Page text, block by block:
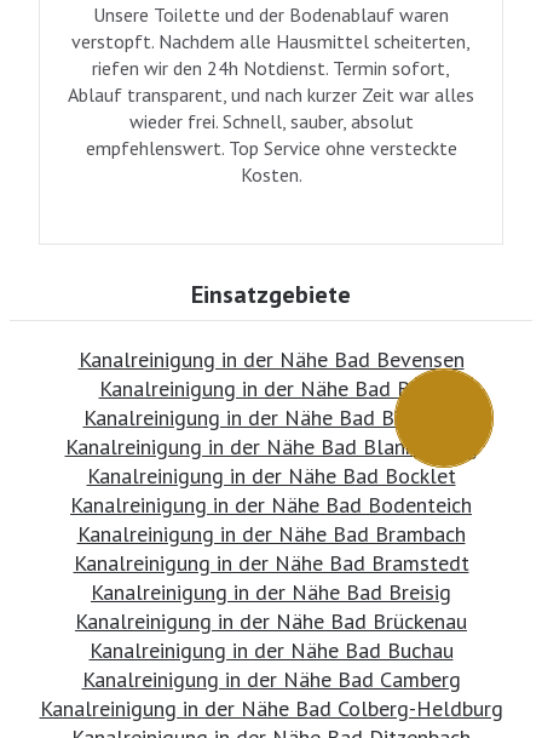
Unsere Toilette und der Bodenablauf waren
verstopft. Nachdem alle Hausmittel scheiterten,
riefen wir den 24h Notdienst. Termin sofort,
Ablauf transparent, und nach kurzer Zeit war alles
wieder frei. Schnell, sauber, absolut
empfehlenswert. Top Service ohne versteckte
Kosten.
Einsatzgebiete
Kanalreinigung in der Nähe Bad Bevensen
Kanalreinigung in der Nähe Bad Bibra
Kanalreinigung in der Nähe Bad Birnbach
Kanalreinigung in der Nähe Bad Blankenburg
Kanalreinigung in der Nähe Bad Bocklet
Kanalreinigung in der Nähe Bad Bodenteich
Kanalreinigung in der Nähe Bad Brambach
Kanalreinigung in der Nähe Bad Bramstedt
Kanalreinigung in der Nähe Bad Breisig
Kanalreinigung in der Nähe Bad Brückenau
Kanalreinigung in der Nähe Bad Buchau
Kanalreinigung in der Nähe Bad Camberg
Kanalreinigung in der Nähe Bad Colberg-Heldburg